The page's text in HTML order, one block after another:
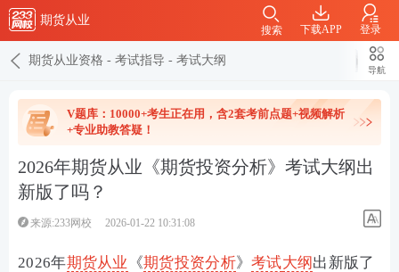
期货从业
下载APP 登录
搜索
期货从业资格 - 考试指导 - 考试大纲
导航
V题库：10000+考生正在用，含2套考前点题+视频解析
+专业助教答疑！
2026年期货从业《期货投资分析》考试大纲出
新版了吗？
来源:233网校 2026-01-22 10:31:08
2026年期货从业 《期货投资分析》考试大纲出新版了